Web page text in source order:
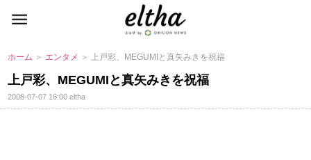
ホーム ＞ エンタメ ＞ 上戸彩、MEGUMIと真矢みきを祝福
上戸彩、MEGUMIと真矢みきを祝福
2008-07-07 16:00eltha